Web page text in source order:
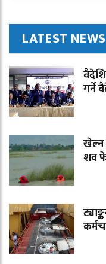
LATEST NEWS
गर्ने
खेल्न
शव